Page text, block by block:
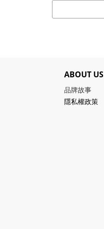
ABOUT US
品牌故事
隱私權政策